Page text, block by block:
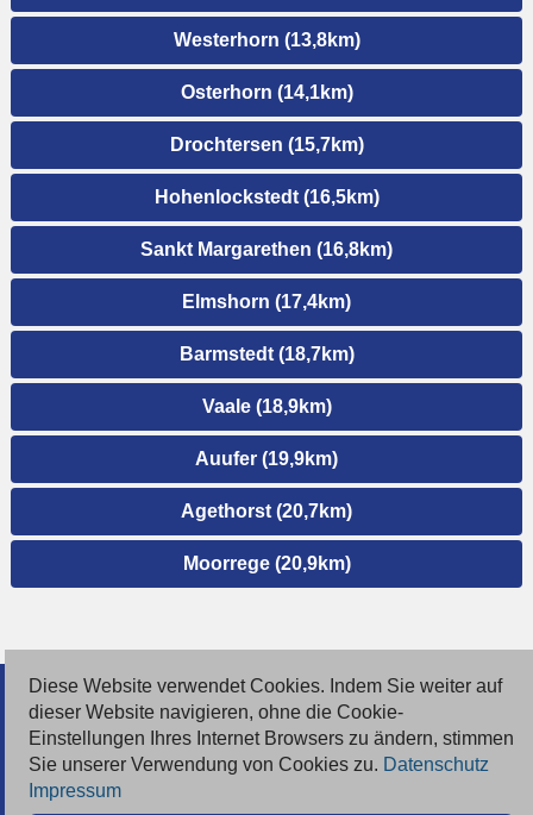
Westerhorn (13,8km)
Osterhorn (14,1km)
Drochtersen (15,7km)
Hohenlockstedt (16,5km)
Sankt Margarethen (16,8km)
Elmshorn (17,4km)
Barmstedt (18,7km)
Vaale (18,9km)
Auufer (19,9km)
Agethorst (20,7km)
Moorrege (20,9km)
© 2026 Deutsche Jobmarkt GmbH
Inserieren
Kontakt
Diese Website verwendet Cookies. Indem Sie weiter auf
dieser Website navigieren, ohne die Cookie-
Einstellungen Ihres Internet Browsers zu ändern, stimmen
Sie unserer Verwendung von Cookies zu. Datenschutz
Impressum